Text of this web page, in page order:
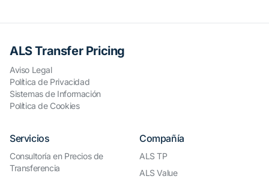
ALS Transfer Pricing
Aviso Legal
Política de Privacidad
Sistemas de Información
Política de Cookies
Servicios
Consultoría en Precios de
Transferencia
Compañía
ALS TP
ALS Value